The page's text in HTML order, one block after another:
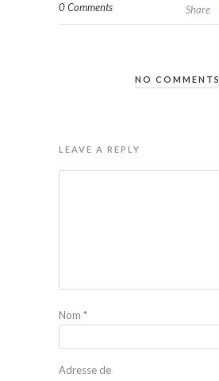
0 Comments Share
NO COMMENTS
LEAVE A REPLY
Nom *
Adresse de